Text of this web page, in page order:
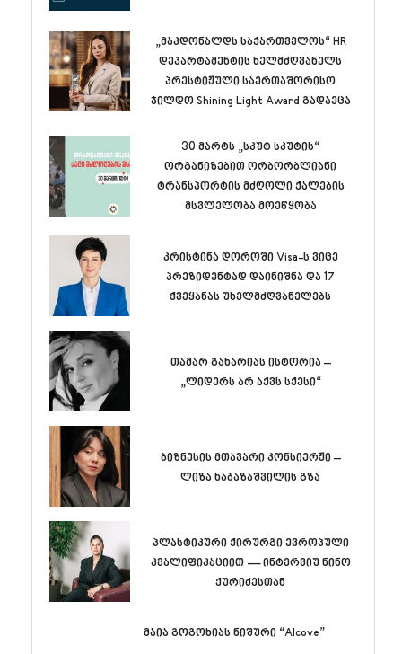
„მაკდონალდს საქართველოს“ HR
დეპარტამენტის ხელმძღვანელს
პრესტიჟული საერთაშორისო
ჯილდო Shining Light Award გადაეცა
30 მარტს „სკუტ სკუტის“
ორგანიზებით ორბორბლიანი
ტრანსპორტის მძღოლი ქალების
მსვლელობა მოეწყობა
კრისტინა დოროში Visa-ს ვიცე
პრეზიდენტად დაინიშნა და 17
ქვეყანას უხელმძღვანელებს
თამარ გახარიას ისტორია –
„ლიდერს არ აქვს სქესი“
ბიზნესის მთავარი კონსიერჟი –
ლიზა ხაბაზაშვილის გზა
პლასტიკური ქირურგი ევროპული
კვალიფიკაციით — ინტერვიუ ნინო
ქურიძესთან
მაია გოგოხიას ნიშური “Alcove”